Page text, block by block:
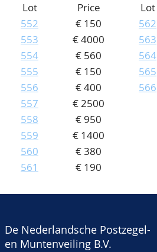
Lot
Price
552
€ 150
553
€ 4000
554
€ 560
555
€ 150
556
€ 400
557
€ 2500
558
€ 950
559
€ 1400
560
€ 380
561
€ 190
Lot
562
563
564
565
566
De Nederlandsche Postzegel-
en Muntenveiling B.V.